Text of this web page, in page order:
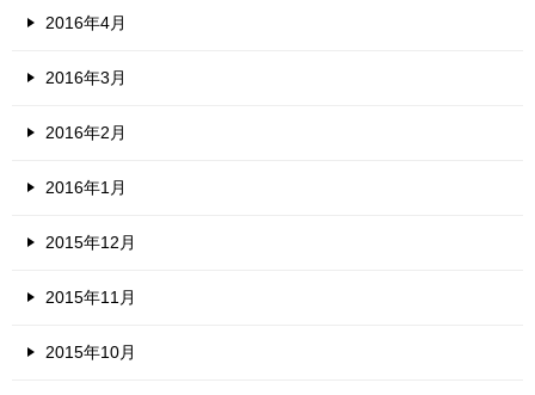
2016年4月
2016年3月
2016年2月
2016年1月
2015年12月
2015年11月
2015年10月